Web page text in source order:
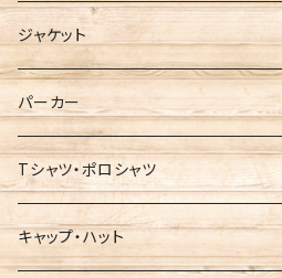
ジャケット
パーカー
Tシャツ・ポロシャツ
キャップ・ハット